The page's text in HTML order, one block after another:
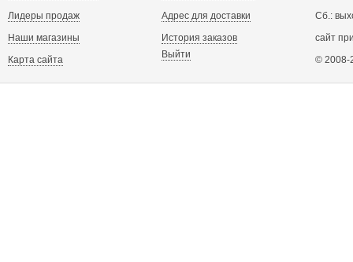
Лидеры продаж
Наши магазины
Карта сайта
Адрес для доставки
История заказов
Выйти
Сб.:
сайт
© 2008-